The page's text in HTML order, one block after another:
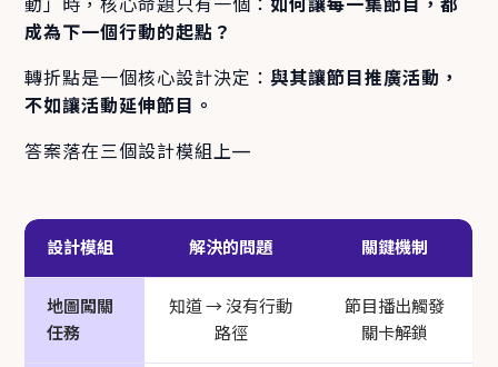
動」時，核心命題只有一個：如何讓每一集節目，都
成為下一個行動的起點？
轉折點是一個核心設計決定： 與其讓節目推廣活動，
不如讓活動延伸節目。
答案落在三個設計模組上—
設計模組 解決的問題 關鍵機制
地圖闖關
任務
知道 → 沒有行動
路徑
節目播出觸發
關卡解鎖